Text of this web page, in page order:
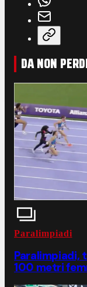
DA NON
Paralimpiadi
Paralimpiadi,
100 metri